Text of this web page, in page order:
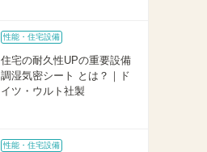
性能・住宅設備
住宅の耐久性UPの重要設備
調湿気密シート とは？｜ド
イツ・ウルト社製
性能・住宅設備